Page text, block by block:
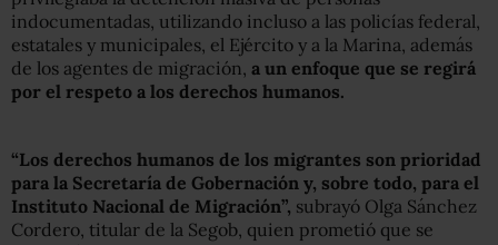
indocumentadas, utilizando incluso a las policías federal,
estatales y municipales, el Ejército y a la Marina, además
de los agentes de migración, a un enfoque que se regirá
por el respeto a los derechos humanos.
“Los derechos humanos de los migrantes son prioridad
para la Secretaría de Gobernación y, sobre todo, para el
Instituto Nacional de Migración”, subrayó Olga Sánchez
Cordero, titular de la Segob, quien prometió que se